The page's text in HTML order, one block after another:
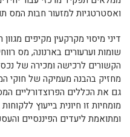
ואסטרטגיות למזעור חבות המס
דיני מיסוי מקרקעין מקיפים
שומות וערעורים בארנונה, מס
הקשורים לרכישה ומכירה של
מחזיק בהבנה מעמיקה של חוקי
גם את הכללים הפרוצדורליים
מומחיות זו חיונית בייעוץ
ומתואמת ליעדים הפיננסיים